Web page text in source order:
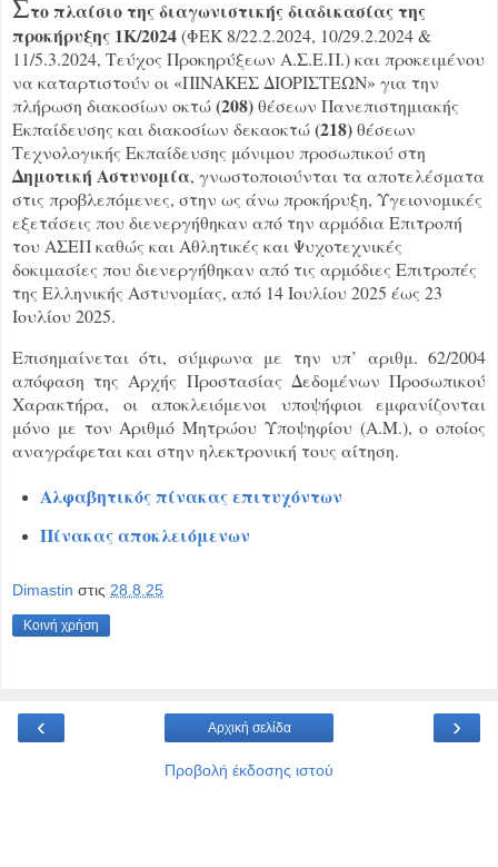
το πλαίσιο της διαγωνιστικής διαδικασίας της
προκήρυξης 1Κ/2024(ΦΕΚ 8/22.2.2024, 10/29.2.2024 &
11/5.3.2024, Τεύχος Προκηρύξεων Α.Σ.Ε.Π.) και προκειμένου
να καταρτιστούν οι «ΠΙΝΑΚΕΣ ΔΙΟΡΙΣΤΕΩΝ» για την
πλήρωση διακοσίων οκτώ(208)θέσεων Πανεπιστημιακής
Εκπαίδευσης και διακοσίων δεκαοκτώ(218)θέσεων
Τεχνολογικής Εκπαίδευσης μόνιμου προσωπικού στη
Δημοτική Αστυνομία, γνωστοποιούνται τα αποτελέσματα
στις προβλεπόμενες, στην ως άνω προκήρυξη, Υγειονομικές
εξετάσεις που διενεργήθηκαν από την αρμόδια Επιτροπή
του ΑΣΕΠ καθώς και Αθλητικές και Ψυχοτεχνικές
δοκιμασίες που διενεργήθηκαν από τις αρμόδιες Επιτροπές
της Ελληνικής Αστυνομίας, από 14 Ιουλίου 2025 έως 23
Ιουλίου 2025.
Επισημαίνεται ότι, σύμφωνα με την υπ’ αριθμ. 62/2004
απόφαση της Αρχής Προστασίας Δεδομένων Προσωπικού
Χαρακτήρα, οι αποκλειόμενοι υποψήφιοι εμφανίζονται
μόνο με τον Αριθμό Μητρώου Υποψηφίου (Α.Μ.), ο οποίος
αναγράφεται και στην ηλεκτρονική τους αίτηση.
Αλφαβητικός πίνακας επιτυχόντων
Πίνακας αποκλειόμενων
Dimastin στις 28.8.25
Κοινή χρήση
‹ ›
Αρχική σελίδα
Προβολή έκδοσης ιστού